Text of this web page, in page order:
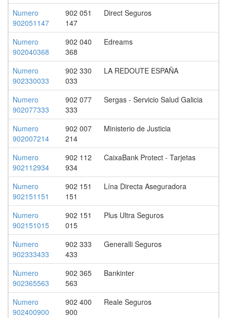
Numero
902051147
902 051
147
Direct Seguros
Numero
902040368
902 040
368
Edreams
Numero
902330033
902 330
033
LA REDOUTE ESPAÑA
Numero
902077333
902 077
333
Sergas - Servicio Salud Galicia
Numero
902007214
902 007
214
Ministerio de Justicia
Numero
902112934
902 112
934
CaixaBank Protect - Tarjetas
Numero
902151151
902 151
151
Lína Directa Aseguradora
Numero
902151015
902 151
015
Plus Ultra Seguros
Numero
902333433
902 333
433
Generalli Seguros
Numero
902365563
902 365
563
Bankinter
Numero
902400900
902 400
900
Reale Seguros